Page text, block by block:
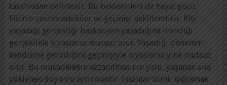
tarafından belirlenir. Bu beklentileri de hayal gücü,
kişinin çevresindekiler ve geçmişi şekillendirir. Kişi
yaşadığı gerçekliği başkasının yaşadığına inandığı
gerçeklikle kıyaslarsa mutsuz olur. Yaşadığı dönemin
kendisine getirdiğini geçmişiyle kıyaslarsa yine mutsuz
olur. Bu mücadelenin kazanılmasının yolu, yaşanan ana
yüklenen doyumu artırmaktır. İnsanlar bunu sağlamak